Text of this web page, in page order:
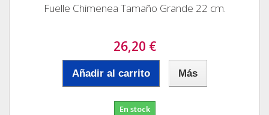
Fuelle Chimenea Tamaño Grande 22 cm.
26,20 €
Añadir al carrito Más
En stock